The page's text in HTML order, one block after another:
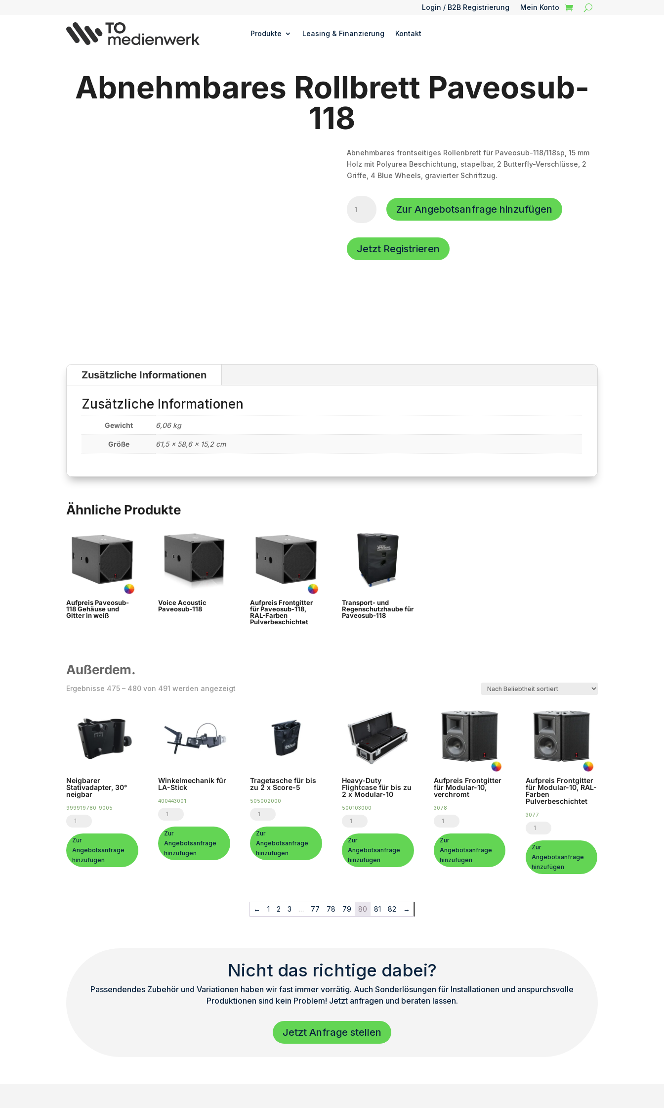
Login / B2B Registrierung Mein Konto
Produkte Leasing & Finanzierung Kontakt
Abnehmbares Rollbrett Paveosub-
118
Abnehmbares frontseitiges Rollenbrett für Paveosub-118/118sp, 15 mm
Holz mit Polyurea Beschichtung, stapelbar, 2 Butterfly-Verschlüsse, 2
Griffe, 4 Blue Wheels, gravierter Schriftzug.
Abnehmbares
Rollbrett
Menge
Zur Angebotsanfrage hinzufügen
Jetzt Registrieren
Zusätzliche Informationen
Zusätzliche Informationen
Gewicht 6,06 kg
Größe 61,5 × 58,6 × 15,2 cm
Ähnliche Produkte
Aufpreis Paveosub-
118 Gehäuse und
Gitter in weiß
Voice Acoustic
Paveosub-118
Aufpreis Frontgitter
für Paveosub-118,
RAL-Farben
Pulverbeschichtet
Transport- und
Regenschutzhaube für
Paveosub-118
Außerdem.
Ergebnisse 475 – 480 von 491 werden angezeigt
Neigbarer
Stativadapter, 30°
neigbar
999919780-9005
Neigbarer
Stativadapter,
30°
neigbar
Zur
Angebotsanfrage
hinzufügen
Winkelmechanik für
LA-Stick
400443001
Winkelmechanik
LA-
Stick
Zur
Angebotsanfrage
hinzufügen
Tragetasche für bis
zu 2 x Score-5
505002000
Tragetasche
bis
zu
5
Menge
Zur
Angebotsanfrage
hinzufügen
Heavy-Duty
Flightcase für bis zu
2 x Modular-10
500103000
Heavy-
Duty
Flightcase
für
x
Zur
Angebotsanfrage
hinzufügen
Aufpreis Frontgitter
für Modular-10,
verchromt
3078
Aufpreis
Frontgitter
für
Modular-
Zur
Angebotsanfrage
hinzufügen
Aufpreis Frontgitter
für Modular-10, RAL-
Farben
Pulverbeschichtet
3077
Aufpreis
Frontgitter
für
Modular-
Zur
Angebotsanfrage
hinzufügen
← 1 2 3 … 77 78 79 80 81 82 →
Nicht das richtige dabei?
Passendendes Zubehör und Variationen haben wir fast immer vorrätig. Auch Sonderlösungen für Installationen und anspurchsvolle
Produktionen sind kein Problem! Jetzt anfragen und beraten lassen.
Jetzt Anfrage stellen